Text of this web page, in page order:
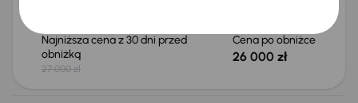
Najniższa cena z 30 dni przed
obniżką
27 000 zł
Cena po obniżce
26 000 zł